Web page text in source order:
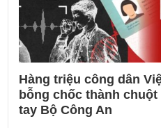
Hàng triệu công dân
bỗng chốc thành
tay Bộ Công An